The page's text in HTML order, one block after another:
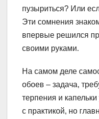
пузыриться? Или
Эти сомнения
впервые решился
своими руками.
На самом деле
обоев – задача,
терпения и
с практикой, но